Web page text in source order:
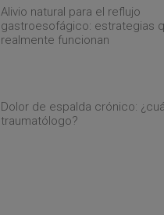
Alivio natural para el reflujo
gastroesofágico: estrategias
realmente funcionan
Dolor de espalda crónico:
traumatólogo?